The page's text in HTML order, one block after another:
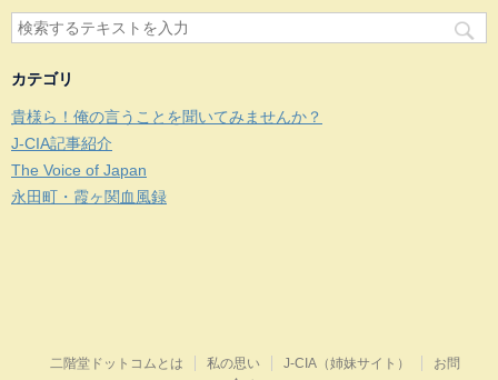
カテゴリ
貴様ら！俺の言うことを聞いてみませんか？
J-CIA記事紹介
The Voice of Japan
永田町・霞ヶ関血風録